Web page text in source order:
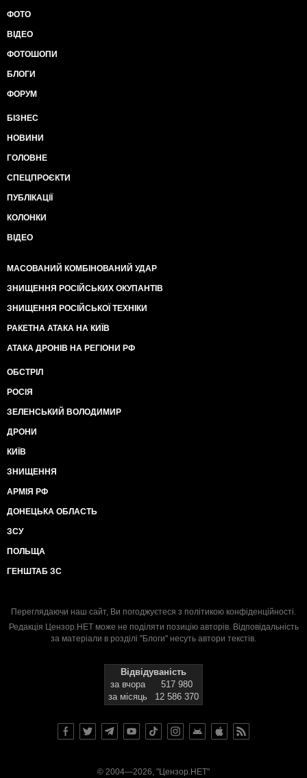
ФОТО
ВІДЕО
ФОТОШОПИ
БЛОГИ
ФОРУМ
БІЗНЕС
НОВИНИ
ГОЛОВНЕ
СПЕЦПРОЄКТИ
ПУБЛІКАЦІЇ
КОЛОНКИ
ВІДЕО
МАСОВАНИЙ КОМБІНОВАНИЙ УДАР
ЗНИЩЕННЯ РОСІЙСЬКИХ ОКУПАНТІВ
ЗНИЩЕННЯ РОСІЙСЬКОЇ ТЕХНІКИ
РАКЕТНА АТАКА НА КИЇВ
АТАКА ДРОНІВ НА РЕГІОНИ РФ
ОБСТРІЛ
РОСІЯ
ЗЕЛЕНСЬКИЙ ВОЛОДИМИР
ДРОНИ
КИЇВ
ЗНИЩЕННЯ
АРМІЯ РФ
ДОНЕЦЬКА ОБЛАСТЬ
ЗСУ
ПОЛЬЩА
ГЕНШТАБ ЗС
Переглядаючи наш сайт, Ви погоджуєтеся з політикою конфіденційності.
Редакція Цензор.НЕТ може не поділяти позицію авторів. Відповідальність
за матеріали в розділі "Блоги" несуть автори текстів.
Відвідуваність
за вчора
517 980
за місяць
12 586 370
© 2004—2026, "Цензор.НЕТ"